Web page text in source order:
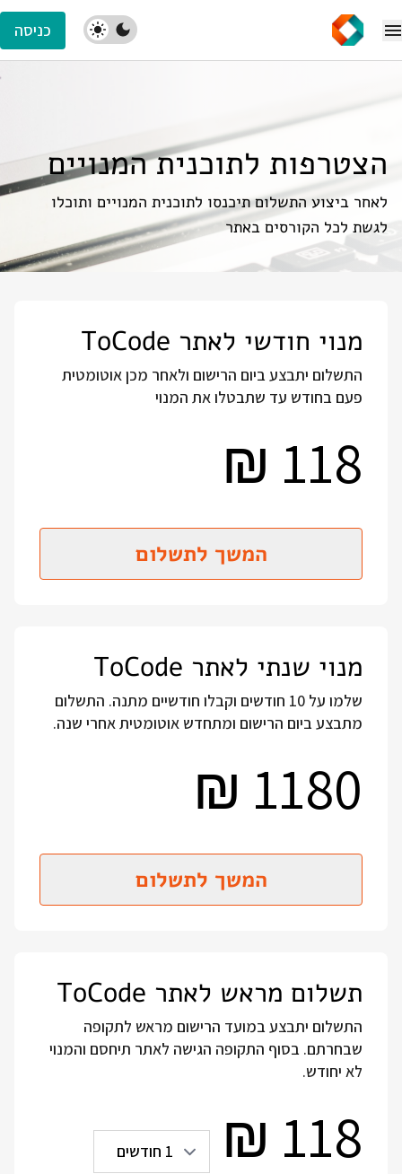
כניסה
הצטרפות לתוכנית המנויים
לאחר ביצוע התשלום תיכנסו לתוכנית המנויים ותוכלו
לגשת לכל הקורסים באתר
מנוי חודשי לאתר ToCode
התשלום יתבצע ביום הרישום ולאחר מכן אוטומטית
פעם בחודש עד שתבטלו את המנוי
118
₪
המשך לתשלום
מנוי שנתי לאתר ToCode
שלמו על 10 חודשים וקבלו חודשיים מתנה. התשלום
מתבצע ביום הרישום ומתחדש אוטומטית אחרי שנה.
1180
₪
המשך לתשלום
תשלום מראש לאתר ToCode
התשלום יתבצע במועד הרישום מראש לתקופה
שבחרתם. בסוף התקופה הגישה לאתר תיחסם והמנוי
לא יחודש.
118
₪